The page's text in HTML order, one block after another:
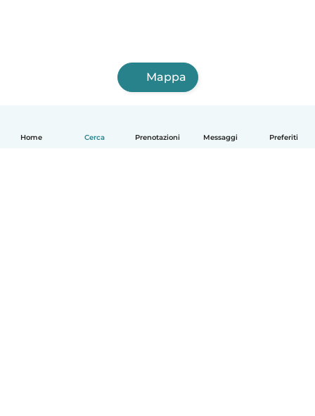
Home Cerca Prenotazioni Messaggi Preferiti
Mappa